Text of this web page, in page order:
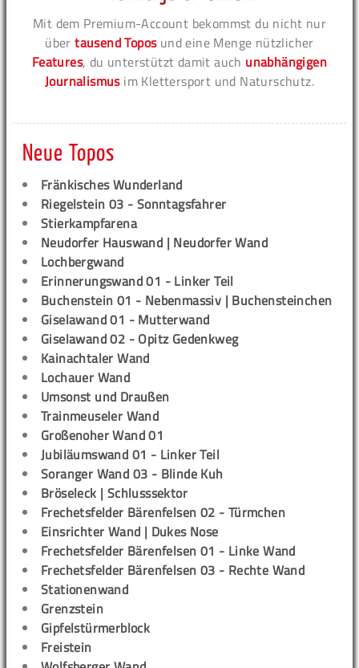
Mit dem Premium-Account bekommst du nicht nur
übertausend Toposund eine Menge nützlicher
Features, du unterstützt damit auch unabhängigen
Journalismusim Klettersport und Naturschutz.
Neue Topos
Fränkisches Wunderland
Riegelstein 03 - Sonntagsfahrer
Stierkampfarena
Neudorfer Hauswand | Neudorfer Wand
Lochbergwand
Erinnerungswand 01 - Linker Teil
Buchenstein 01 - Nebenmassiv | Buchensteinchen
Giselawand 01 - Mutterwand
Giselawand 02 - Opitz Gedenkweg
Kainachtaler Wand
Lochauer Wand
Umsonst und Draußen
Trainmeuseler Wand
Großenoher Wand 01
Jubiläumswand 01 - Linker Teil
Soranger Wand 03 - Blinde Kuh
Bröseleck | Schlusssektor
Frechetsfelder Bärenfelsen 02 - Türmchen
Einsrichter Wand | Dukes Nose
Frechetsfelder Bärenfelsen 01 - Linke Wand
Frechetsfelder Bärenfelsen 03 - Rechte Wand
Stationenwand
Grenzstein
Gipfelstürmerblock
Freistein